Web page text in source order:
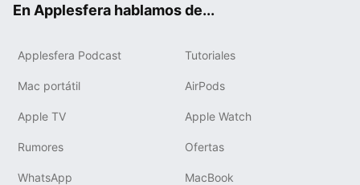
En Applesfera hablamos de...
Applesfera Podcast Tutoriales
Mac portátil AirPods
Apple TV Apple Watch
Rumores Ofertas
WhatsApp MacBook